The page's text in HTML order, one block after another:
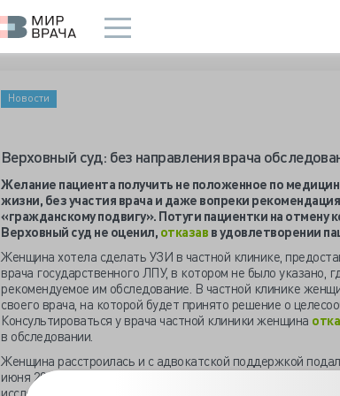
Новости
Верховный суд: без направления врача
Желание пациента получить не положенное по
жизни, без участия врача и даже вопреки
«гражданскому подвигу». Потуги пациентки на отмену
Верховный суд не оценил, отказав в удовлетворении
Женщина хотела сделать УЗИ в частной клинике,
врача государственного ЛПУ, в котором не было указано,
рекомендуемое им обследование. В частной клинике
своего врача, на которой будет принято решение о
Консультироваться у врача частной клиники женщина
в обследовании.
Женщина расстроилась и с адвокатской поддержкой
июня 2020 г. приказ № 557н, регламентирующий Правила
исследований, где чёрным по белому указано, что УЗИ